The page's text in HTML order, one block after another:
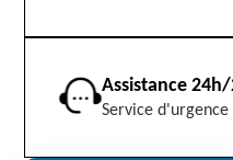
Assistance
Service d'urgence